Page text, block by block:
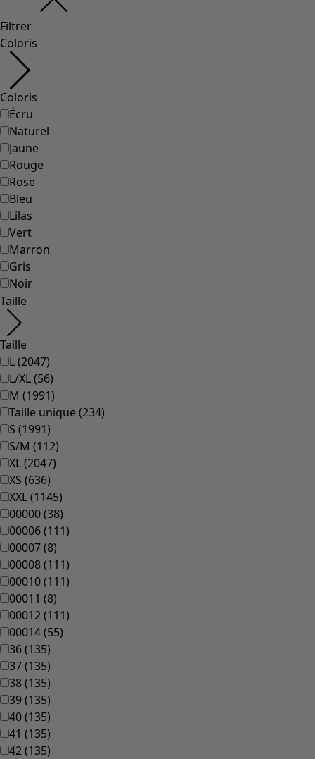
Filtrer
Coloris
Coloris
Écru
Naturel
Jaune
Rouge
Rose
Bleu
Lilas
Vert
Marron
Gris
Noir
Taille
Taille
L(2047)
L/XL(56)
M (1991)
Taille unique (234)
S (1991)
S/M (112)
XL(2047)
XS (636)
XXL(1145)
00000(38)
00006(111)
00007(8)
00008(111)
00010(111)
00011 (8)
00012(111)
00014(55)
36(135)
37(135)
38(135)
39(135)
40(135)
41 (135)
42(135)